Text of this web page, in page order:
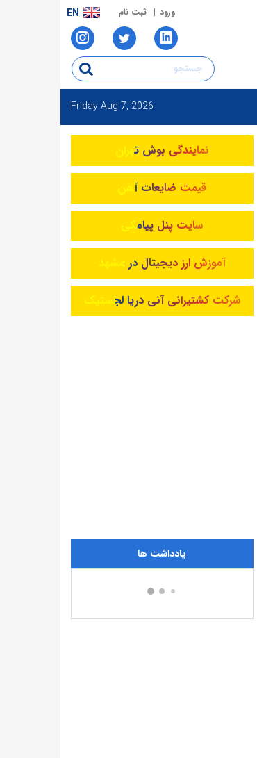
ورود ثبت نام EN
FridayAug 7, 2026
نمایندگی بوش تهران
قیمت ضایعات آهن
سایت پنل پیامکی
آموزش ارز دیجیتال در مشهد
شرکت کشتیرانی آنی دریا لجستیک
یادداشت ها